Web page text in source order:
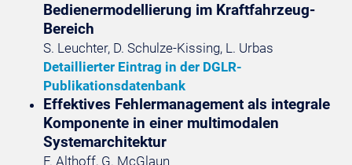
Bedienermodellierung im Kraftfahrzeug-
Bereich
S. Leuchter, D. Schulze-Kissing, L. Urbas
Detaillierter Eintrag in der DGLR-
Publikationsdatenbank
Effektives Fehlermanagement als integrale
Komponente in einer multimodalen
Systemarchitektur
F. Althoff, G. McGlaun